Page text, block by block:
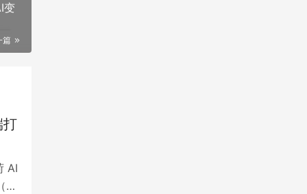
变
篇
打
AI
北